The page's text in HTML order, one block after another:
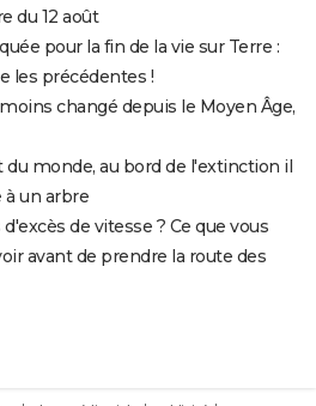
du 12 août
pour la fin de la vie sur Terre :
les précédentes !
changé depuis le Moyen Âge,
du monde, au bord de l'extinction il
à un arbre
de vitesse ? Ce que vous
avant de prendre la route des